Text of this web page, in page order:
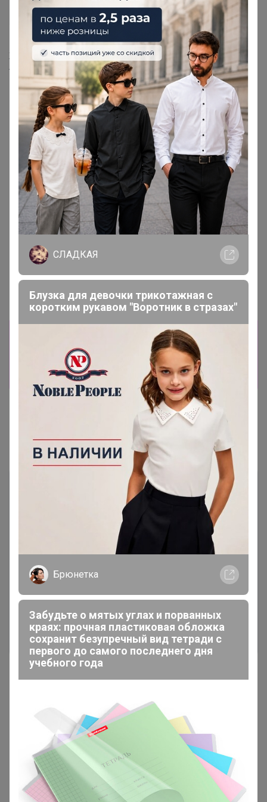
1 806р
Женский 3D-бюстгальтер,
легкое бесшовное нижнее
белье пуш-ап с мягкой
поддержкой
(трусы с обычной талией) В
НАЛИЧИИ 3XL 1шт 479198
Информация о заказах доступна
лишь членам клуба
Показать
Показаны записи1-2
Чтобы ответить или задать вопрос
необходимо авторизоваться на сайте
Это займет меньше минуты
Войти Зарегистрироваться
Как здесь все устроено?
Как сделать заказ?
Как получить?
СЛАДКАЯ
Блузка для девочки трикотажная с
коротким рукавом "Воротник в стразах"
Брюнетка
Забудьте о мятых углах и порванных
краях: прочная пластиковая обложка
сохранит безупречный вид тетради с
первого до самого последнего дня
учебного года